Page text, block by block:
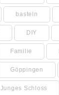
basteln
DIY
Familie
Göppingen
Junges Schloss